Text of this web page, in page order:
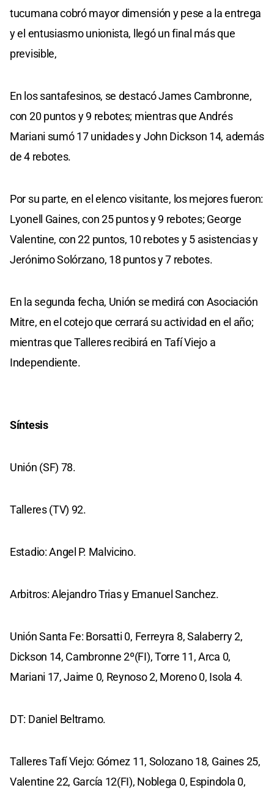
tucumana cobró mayor dimensión y pese a la entrega
y el entusiasmo unionista, llegó un final más que
previsible,
En los santafesinos, se destacó James Cambronne,
con 20 puntos y 9 rebotes; mientras que Andrés
Mariani sumó 17 unidades y John Dickson 14, además
de 4 rebotes.
Por su parte, en el elenco visitante, los mejores fueron:
Lyonell Gaines, con 25 puntos y 9 rebotes; George
Valentine, con 22 puntos, 10 rebotes y 5 asistencias y
Jerónimo Solórzano, 18 puntos y 7 rebotes.
En la segunda fecha, Unión se medirá con Asociación
Mitre, en el cotejo que cerrará su actividad en el año;
mientras que Talleres recibirá en Tafí Viejo a
Independiente.
Síntesis
Unión (SF) 78.
Talleres (TV) 92.
Estadio: Angel P. Malvicino.
Arbitros: Alejandro Trias y Emanuel Sanchez.
Unión Santa Fe: Borsatti 0, Ferreyra 8, Salaberry 2,
Dickson 14, Cambronne 2º(FI), Torre 11, Arca 0,
Mariani 17, Jaime 0, Reynoso 2, Moreno 0, Isola 4.
DT: Daniel Beltramo.
Talleres Tafí Viejo: Gómez 11, Solozano 18, Gaines 25,
Valentine 22, García 12(FI), Noblega 0, Espindola 0,